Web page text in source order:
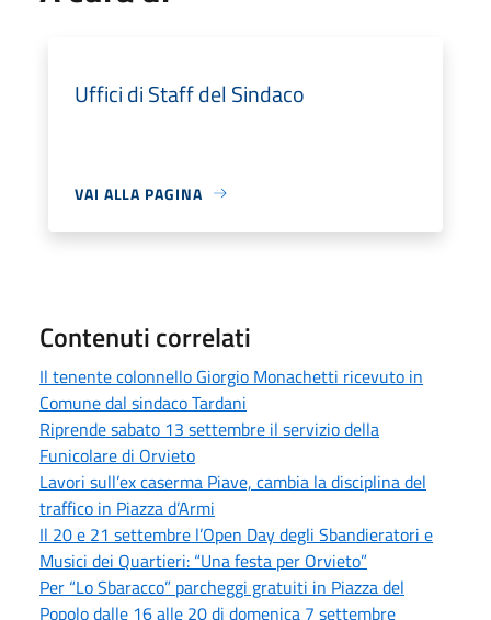
Uffici di Staff del Sindaco
VAI ALLA PAGINA
Contenuti correlati
Il tenente colonnello Giorgio Monachetti ricevuto in
Comune dal sindaco Tardani
Riprende sabato 13 settembre il servizio della
Funicolare di Orvieto
Lavori sull’ex caserma Piave, cambia la disciplina del
traffico in Piazza d’Armi
Il 20 e 21 settembre l’Open Day degli Sbandieratori e
Musici dei Quartieri: “Una festa per Orvieto”
Per “Lo Sbaracco” parcheggi gratuiti in Piazza del
Popolo dalle 16 alle 20 di domenica 7 settembre